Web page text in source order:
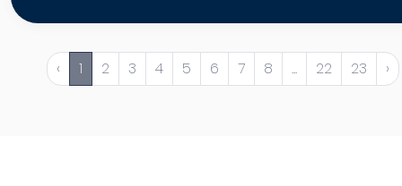
‹ 1 2 3 4 5 6 7 8 ... 22 23 ›